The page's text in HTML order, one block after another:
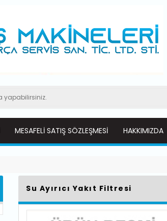
MESAFELI SATIŞ SÖZLEŞMESI HAKKIMIZDA
Su Ayırıcı Yakıt Filtresi